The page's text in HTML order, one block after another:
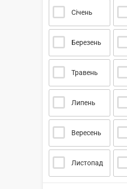
Січень
Березень
Травень
Липень
Вересень
Листопад